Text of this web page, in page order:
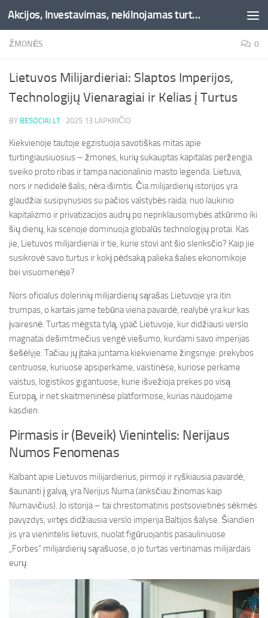
Skip to content Akcijos, Investavimas, nekilnojamas turtas, kriptovaliutos - Besociai.lt
ŽMONĖS 0
Lietuvos Milijardieriai: Slaptos Imperijos,
Technologijų Vienaragiai ir Kelias į Turtus
BY BESOCIAI.LT · 2025 13 LAPKRIČIO
Kiekvienoje tautoje egzistuoja savotiškas mitas apie
turtingiausiuosius – žmones, kurių sukauptas kapitalas peržengia
sveiko proto ribas ir tampa nacionalinio masto legenda. Lietuva,
nors ir nedidelė šalis, nėra išimtis. Čia milijardierių istorijos yra
glaudžiai susipynusios su pačios valstybės raida: nuo laukinio
kapitalizmo ir privatizacijos audrų po nepriklausomybės atkūrimo iki
šių dienų, kai scenoje dominuoja globalūs technologijų protai. Kas
jie, Lietuvos milijardieriai ir tie, kurie stovi ant šio slenksčio? Kaip jie
susikrovė savo turtus ir kokį pėdsaką palieka šalies ekonomikoje
bei visuomenėje?
Nors oficialus dolerinių milijardierių sąrašas Lietuvoje yra itin
trumpas, o kartais jame tebūna viena pavardė, realybė yra kur kas
įvairesnė. Turtas mėgsta tylą, ypač Lietuvoje, kur didžiausi verslo
magnatai dešimtmečius vengė viešumo, kurdami savo imperijas
šešėlyje. Tačiau jų įtaka juntama kiekviename žingsnyje: prekybos
centruose, kuriuose apsiperkame, vaistinėse, kuriose perkame
vaistus, logistikos gigantuose, kurie išvežioja prekes po visą
Europą, ir net skaitmeninėse platformose, kurias naudojame
kasdien.
Pirmasis ir (Beveik) Vienintelis: Nerijaus
Numos Fenomenas
Kalbant apie Lietuvos milijardierius, pirmoji ir ryškiausia pavardė,
šaunanti į galvą, yra Nerijus Numa (anksčiau žinomas kaip
Numavičius). Jo istorija – tai chrestomatinis postsovietinės sėkmės
pavyzdys, virtęs didžiausia verslo imperija Baltijos šalyse. Šiandien
jis yra vienintelis lietuvis, nuolat figūruojantis pasauliniuose
„Forbes“ milijardierių sąrašuose, o jo turtas vertinamas milijardais
eurų.